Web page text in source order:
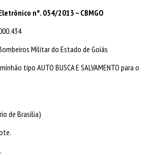
nº. 054/2013 – CBMGO
Militar do Estado de Goiás
tipo AUTO BUSCA E SALVAMENTO para o
de Brasília)